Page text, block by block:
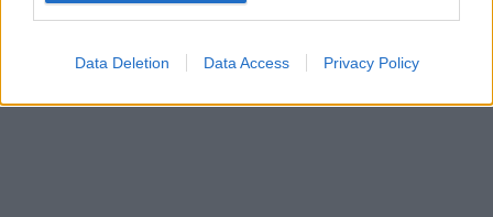
Data Deletion Data Access Privacy Policy